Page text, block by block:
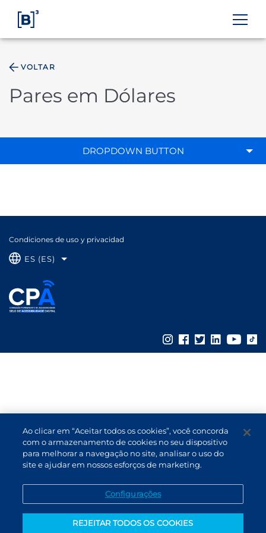
ÁREA DO INVESTIDOR
VOLTAR
Pares em Dólares
DROPDOWN BUTTON
Condiciones de uso y privacidad
ES (ES)
Ao clicar em “Aceitar todos os cookies”, você concorda
com o armazenamento de cookies no seu dispositivo
para melhorar a navegação no site, analisar o uso do
site e ajudar em nossos esforços de marketing.
Configurações
REJEITAR TODOS OS COOKIES